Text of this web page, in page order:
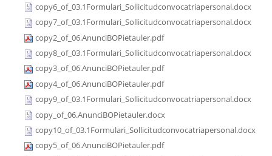
copy6_of_03.1Formulari_Sollicitudconvocatriapersonal.docx
copy7_of_03.1Formulari_Sollicitudconvocatriapersonal.docx
copy2_of_06.AnunciBOPietauler.pdf
copy8_of_03.1Formulari_Sollicitudconvocatriapersonal.docx
copy3_of_06.AnunciBOPietauler.pdf
copy4_of_06.AnunciBOPietauler.pdf
copy9_of_03.1Formulari_Sollicitudconvocatriapersonal.docx
copy_of_06.AnunciBOPietauler.docx
copy10_of_03.1Formulari_Sollicitudconvocatriapersonal.docx
copy5_of_06.AnunciBOPietauler.pdf